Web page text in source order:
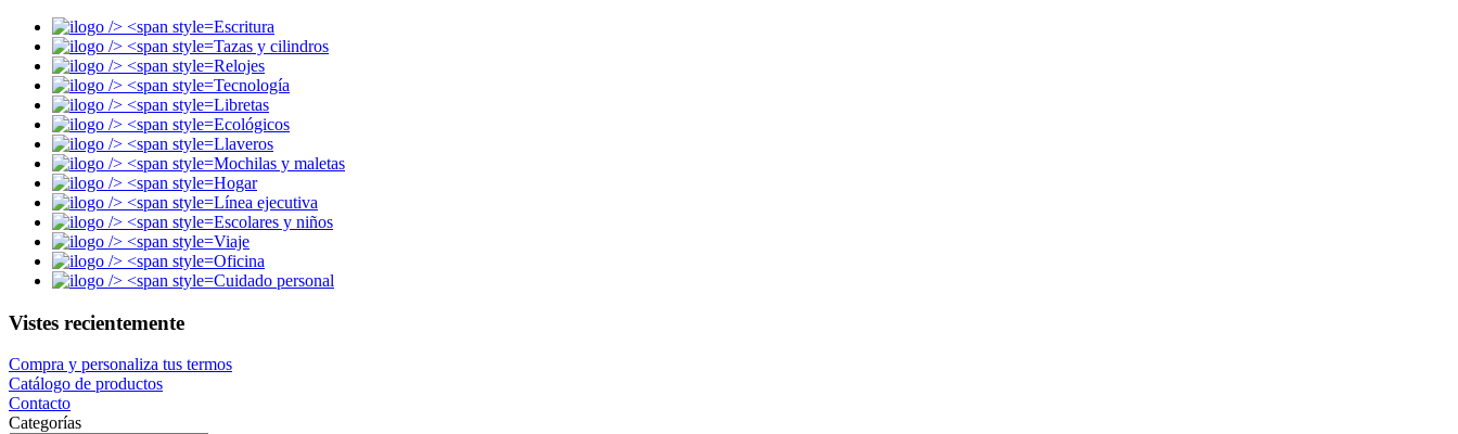
Escritura
Tazas y cilindros
Relojes
Tecnología
Libretas
Ecológicos
Llaveros
Mochilas y maletas
Hogar
Línea ejecutiva
Escolares y niños
Viaje
Oficina
Cuidado personal
Vistes recientemente
Compra y personaliza tus termos
Catálogo de productos
Contacto
Categorías